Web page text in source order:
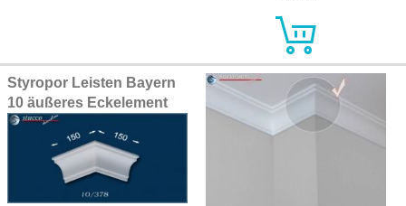
Styropor Leisten Bayern
10 äußeres Eckelement